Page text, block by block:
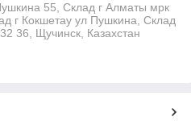
55, Склад г Алматы мрк
г Кокшетау ул Пушкина, Склад
36, Щучинск, Казахстан